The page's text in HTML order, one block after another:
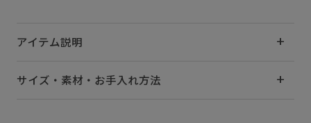
アイテム説明
サイズ・素材・お手入れ方法